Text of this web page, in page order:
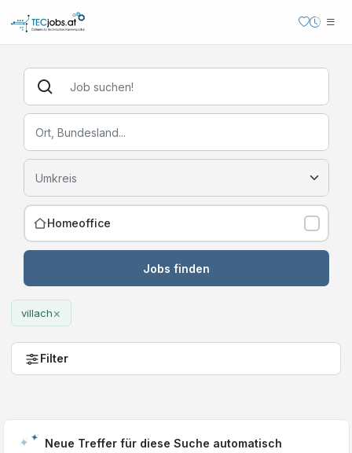
Homeoffice
Jobs finden
villach×
Filter
Neue Treffer für diese Suche automatisch